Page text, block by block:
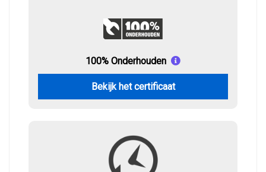
100% Onderhouden
Bekijk het certificaat